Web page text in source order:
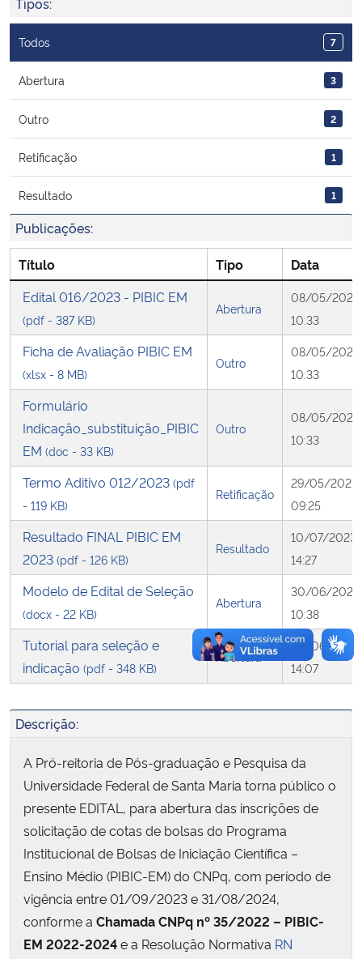
Ministério da Cidadania
Ministério de Minas e Energia
Ministério da Ciência, Tecnologia, Inovações e Comunicações
Ministério do Turismo
Ministério do Desenvolvimento Regional
Controladoria-Geral da União
Ministério da Mulher, da Família e dos Direitos Humanos
Secretaria-Geral
Gabinete de Segurança Institucional
Banco Central do Brasil
Planalto
Todos 7
Abertura 3
Outro 2
Retificação 1
Resultado 1
Publicações:
Título Tipo
Data
Edital 016/2023 - PIBIC EM
(pdf - 387 KB)
Abertura
08/05/2023
10:33
Ficha de Avaliação PIBIC EM
(xlsx - 8 MB)
Outro
08/05/2023
10:33
Formulário
Indicação_substituição_PIBIC
EM (doc - 33 KB)
Outro
08/05/2023
10:33
Termo Aditivo 012/2023 (pdf
- 119 KB)
Retificação
29/05/2023
09:25
Resultado FINAL PIBIC EM
2023 (pdf - 126 KB)
Resultado
10/07/2023
14:27
Modelo de Edital de Seleção
(docx - 22 KB)
Abertura
30/06/2023
10:38
Tutorial para seleção e
indicação (pdf - 348 KB)
Abertura
30/06/2023
14:07
Descrição:
A Pró-reitoria de Pós-graduação e Pesquisa da
Universidade Federal de Santa Maria torna público o
presente EDITAL, para abertura das inscrições de
solicitação de cotas de bolsas do Programa
Institucional de Bolsas de Iniciação Científica –
Ensino Médio (PIBIC-EM) do CNPq, com período de
vigência entre 01/09/2023 e 31/08/2024,
conforme a Chamada CNPq nº 35/2022 – PIBIC-
EM 2022-2024e a Resolução Normativa RN